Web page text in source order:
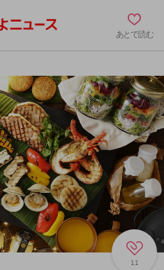
あとで読む
11